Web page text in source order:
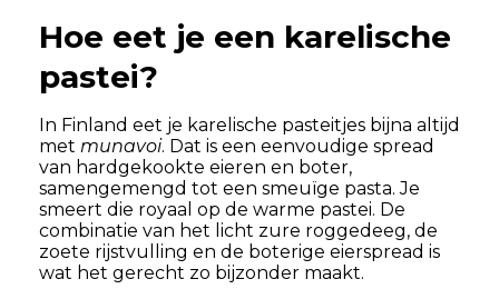
Hoe eet je een karelische
pastei?
In Finland eet je karelische pasteitjes bijna altijd
met munavoi. Dat is een eenvoudige spread
van hardgekookte eieren en boter,
samengemengd tot een smeuïge pasta. Je
smeert die royaal op de warme pastei. De
combinatie van het licht zure roggedeeg, de
zoete rijstvulling en de boterige eierspread is
wat het gerecht zo bijzonder maakt.